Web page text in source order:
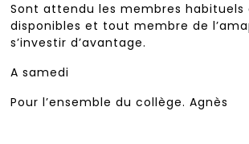
Sont attendu les membres habituels
disponibles et tout membre de
s’investir d’avantage.
A samedi
Pour l’ensemble du collège. Agnès